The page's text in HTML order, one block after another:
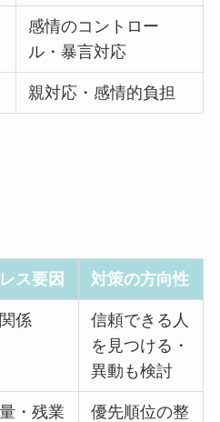
感情のコントロー
ル・暴言対応
親対応・感情的負担
ス要因 対策の方向性
係
信頼できる人
を見つける・
異動も検討
・残業
優先順位の整